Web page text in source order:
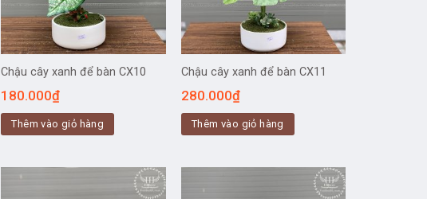
Chậu cây xanh để bàn CX10
180.000₫
Thêm vào giỏ hàng
Chậu cây xanh để bàn CX11
280.000₫
Thêm vào giỏ hàng